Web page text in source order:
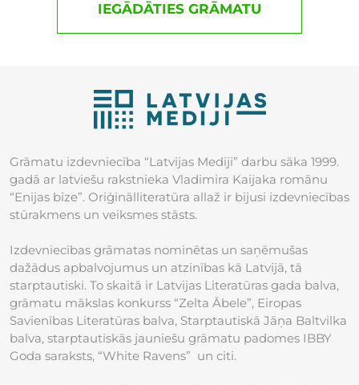
IEGĀDĀTIES GRĀMATU
Grāmatu izdevniecība “Latvijas Mediji” darbu sāka 1999.
gadā ar latviešu rakstnieka Vladimira Kaijaka romānu
“Enijas bize”. Oriģinālliteratūra allaž ir bijusi izdevniecības
stūrakmens un veiksmes stāsts.
Izdevniecības grāmatas nominētas un saņēmušas
dažādus apbalvojumus un atzinības kā Latvijā, tā
starptautiski. To skaitā ir Latvijas Literatūras gada balva,
grāmatu mākslas konkurss “Zelta Ābele”, Eiropas
Savienības Literatūras balva, Starptautiskā Jāņa Baltvilka
balva, starptautiskās jauniešu grāmatu padomes IBBY
Goda saraksts, “White Ravens” un citi.